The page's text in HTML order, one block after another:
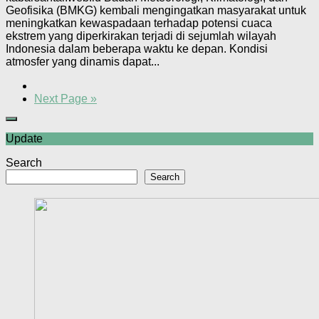
Geofisika (BMKG) kembali mengingatkan masyarakat untuk
meningkatkan kewaspadaan terhadap potensi cuaca
ekstrem yang diperkirakan terjadi di sejumlah wilayah
Indonesia dalam beberapa waktu ke depan. Kondisi
atmosfer yang dinamis dapat...
Next Page »
Update
Search
Search